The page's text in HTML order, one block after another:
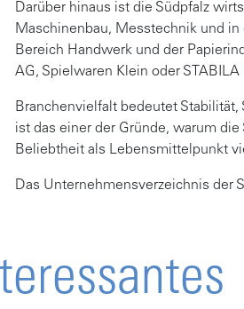
Darüber hinaus ist die Südpfalz
Maschinenbau, Messtechnik und
Bereich Handwerk und der
AG, Spielwaren Klein oder
Branchenvielfalt bedeutet
ist das einer der Gründe, warum
Beliebtheit als Lebensmittelpunkt
Das Unternehmensverzeichnis der